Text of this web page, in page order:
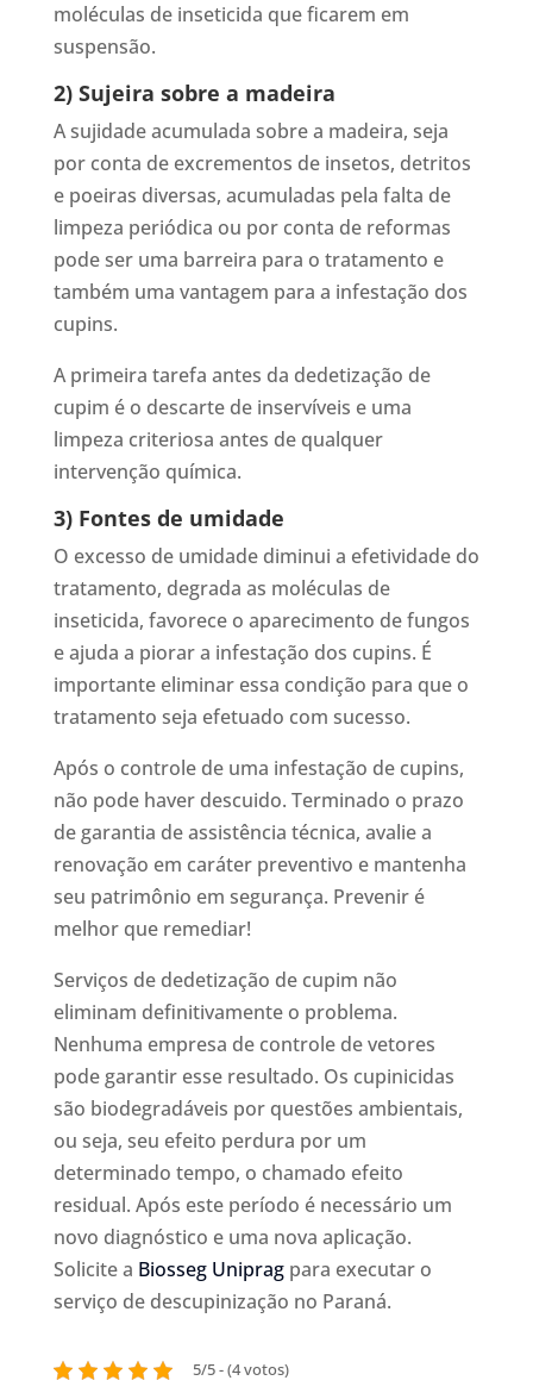
moléculas de inseticida que ficarem em
suspensão.
2) Sujeira sobre a madeira
A sujidade acumulada sobre a madeira, seja
por conta de excrementos de insetos, detritos
e poeiras diversas, acumuladas pela falta de
limpeza periódica ou por conta de reformas
pode ser uma barreira para o tratamento e
também uma vantagem para a infestação dos
cupins.
A primeira tarefa antes da dedetização de
cupim é o descarte de inservíveis e uma
limpeza criteriosa antes de qualquer
intervenção química.
3) Fontes de umidade
O excesso de umidade diminui a efetividade do
tratamento, degrada as moléculas de
inseticida, favorece o aparecimento de fungos
e ajuda a piorar a infestação dos cupins. É
importante eliminar essa condição para que o
tratamento seja efetuado com sucesso.
Após o controle de uma infestação de cupins,
não pode haver descuido. Terminado o prazo
de garantia de assistência técnica, avalie a
renovação em caráter preventivo e mantenha
seu patrimônio em segurança. Prevenir é
melhor que remediar!
Serviços de dedetização de cupim não
eliminam definitivamente o problema.
Nenhuma empresa de controle de vetores
pode garantir esse resultado. Os cupinicidas
são biodegradáveis por questões ambientais,
ou seja, seu efeito perdura por um
determinado tempo, o chamado efeito
residual. Após este período é necessário um
novo diagnóstico e uma nova aplicação.
Solicite a Biosseg Unipragpara executar o
serviço de descupinização no Paraná.
5/5 - (4 votos)